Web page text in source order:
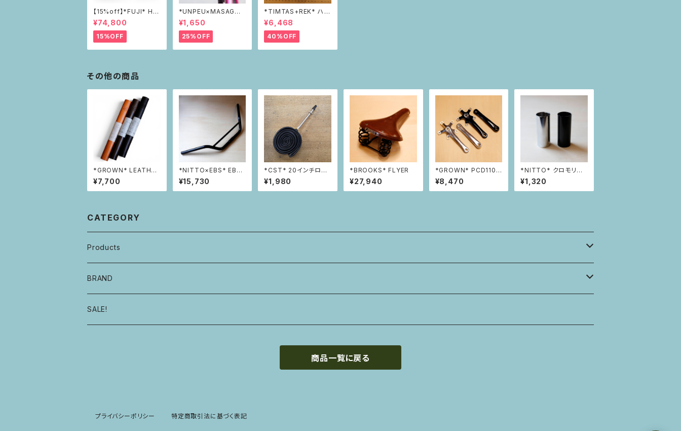
【15%off】*FUJI* HE
LION
¥74,800
15%OFF
*UNPEU×MASAGON
*PIKAPIKAリフレクタ
ー green
¥1,650
25%OFF
*TIMTAS+REK* ハン
ドルバーバッグ
¥6,468
40%OFF
その他の商品
*GROWN* LEATHER
FRAME COVER(lon
g)
¥7,700
*NITTO×EBS* EBS-
40ハンドルバー（ブラッ
ク）
¥15,730
*CST* 20インチロン
グバルブチューブ
¥1,980
*BROOKS* FLYER
¥27,940
*GROWN* PCD110
Crank
¥8,470
*NITTO* クロモリ製
コラムスペーサー 70m
m 1インチ
¥1,320
CATEGORY
Products
自転車・フレーム
ハンドル・ステム・グリップ・ヘッドセット
BRAND
E.B.S
SALE!
商品一覧に戻る
プライバシーポリシー 特定商取引法に基づく表記